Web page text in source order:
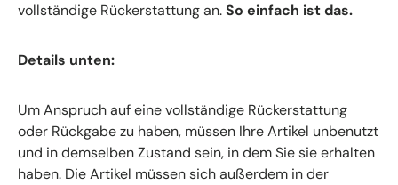
vollständige Rückerstattung an.So einfach ist das.
Details unten:
Um Anspruch auf eine vollständige Rückerstattung
oder Rückgabe zu haben, müssen Ihre Artikel unbenutzt
und in demselben Zustand sein, in dem Sie sie erhalten
haben. Die Artikel müssen sich außerdem in der